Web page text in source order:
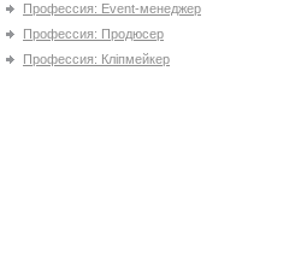
Профессия: Event-менеджер
Профессия: Продюсер
Профессия: Кліпмейкер